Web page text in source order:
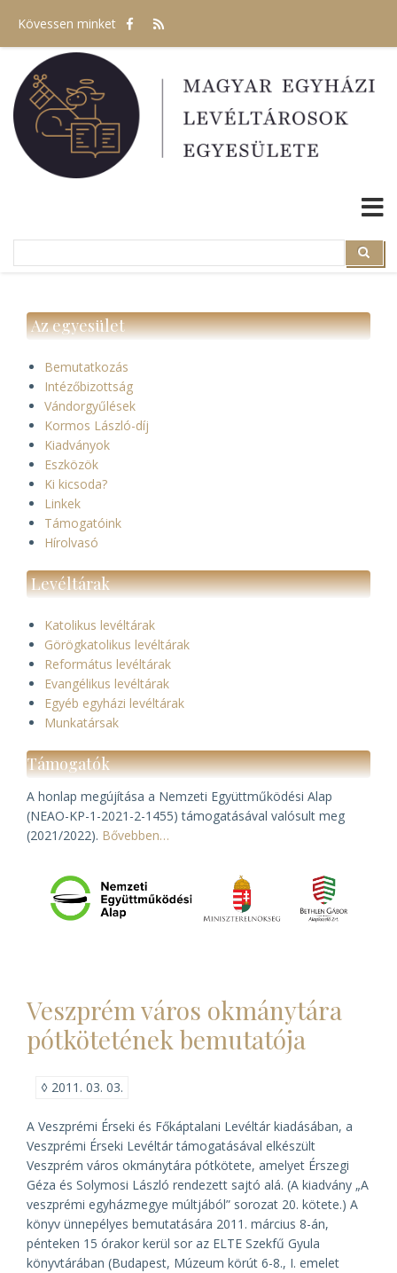
tartalomra
Kövessen minket
Search
Az egyesület
Bemutatkozás
Intézőbizottság
Vándorgyűlések
Kormos László-díj
Kiadványok
Eszközök
Ki kicsoda?
Linkek
Támogatóink
Hírolvasó
Levéltárak
Katolikus levéltárak
Görögkatolikus levéltárak
Református levéltárak
Evangélikus levéltárak
Egyéb egyházi levéltárak
Munkatársak
Támogatók
A honlap megújítása a Nemzeti Együttműködési Alap
(NEAO-KP-1-2021-2-1455) támogatásával valósult meg
(2021/2022). Bővebben…
Veszprém város okmánytára
pótkötetének bemutatója
◊ 2011. 03. 03.
A Veszprémi Érseki és Főkáptalani Levéltár kiadásában, a
Veszprémi Érseki Levéltár támogatásával elkészült
Veszprém város okmánytára pótkötete, amelyet Érszegi
Géza és Solymosi László rendezett sajtó alá. (A kiadvány „A
veszprémi egyházmegye múltjából” sorozat 20. kötete.) A
könyv ünnepélyes bemutatására 2011. március 8-án,
pénteken 15 órakor kerül sor az ELTE Szekfű Gyula
könyvtárában (Budapest, Múzeum körút 6-8., I. emelet